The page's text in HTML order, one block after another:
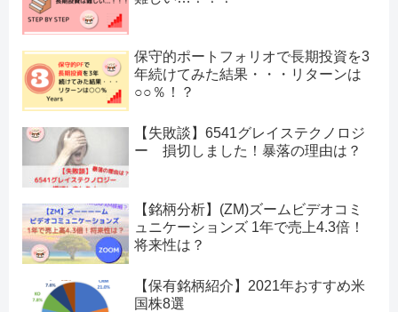
保守的ポートフォリオで長期投資を3
年続けてみた結果・・・リターンは
○○％！？
【失敗談】6541グレイステクノロジ
ー 損切しました！暴落の理由は？
【銘柄分析】(ZM)ズームビデオコミ
ュニケーションズ 1年で売上4.3倍！
将来性は？
【保有銘柄紹介】2021年おすすめ米
国株8選